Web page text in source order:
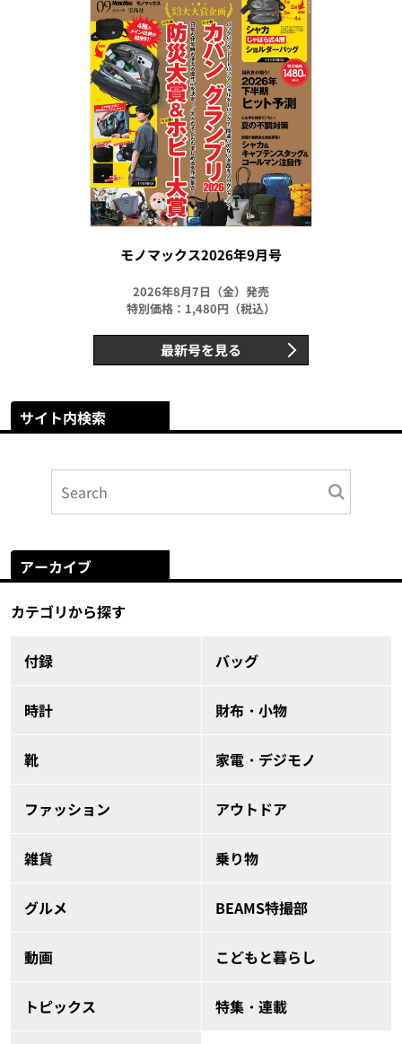
モノマックス2026年9月号
2026年8月7日（金）発売
特別価格：1,480円（税込）
最新号を見る
サイト内検索
アーカイブ
カテゴリから探す
付録 バッグ
時計 財布・小物
靴 家電・デジモノ
ファッション アウトドア
雑貨 乗り物
グルメ BEAMS特撮部
動画 こどもと暮らし
トピックス 特集・連載